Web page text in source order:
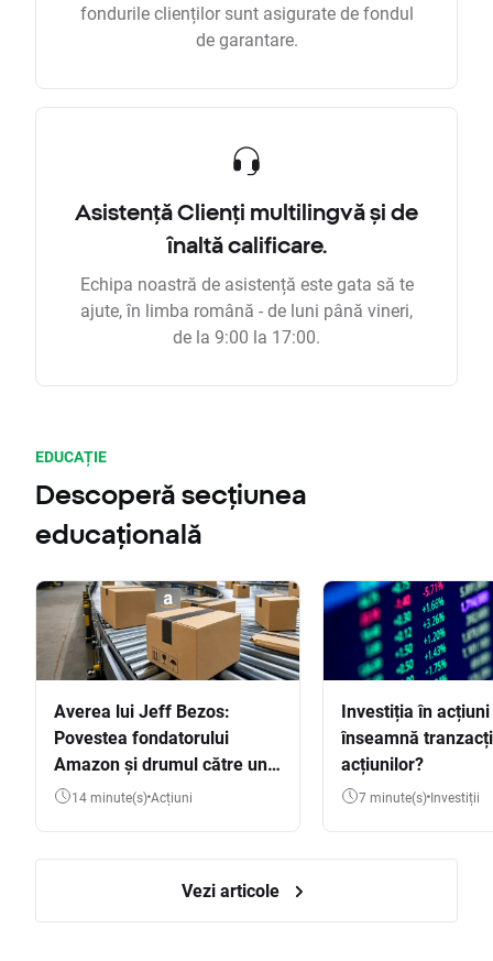
fondurile clienților sunt asigurate de fondul
de garantare.
Asistență Clienți multilingvă și de
înaltă calificare.
Echipa noastră de asistență este gata să te
ajute, în limba română - de luni până vineri,
de la 9:00 la 17:00.
EDUCAȚIE
Descoperă secțiunea
educațională
Averea lui Jeff Bezos:
Povestea fondatorului
Amazon și drumul către una
dintre cele mai mari averi
14 minute(s) Acțiuni
Investiția în
înseamnă
acțiunilor?
7 minute(s) Investiții
Vezi articole